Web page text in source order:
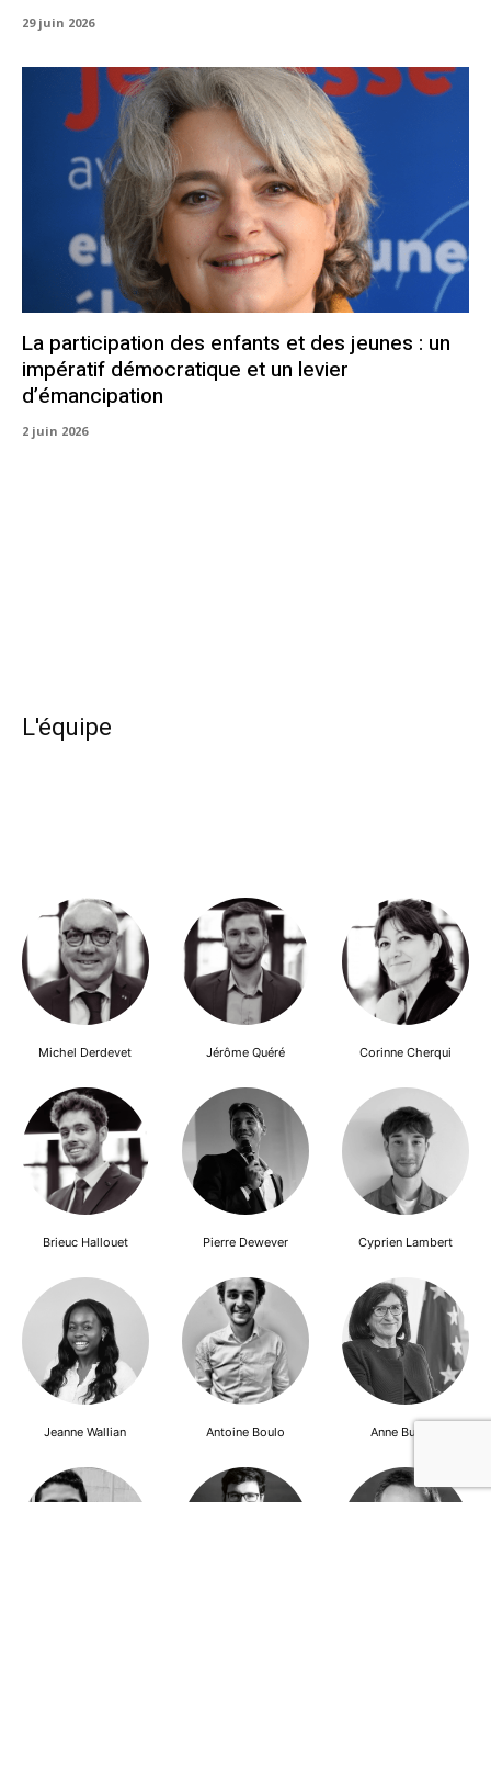
29 juin 2026
La participation des enfants et des jeunes : un
impératif démocratique et un levier
d’émancipation
2 juin 2026
L'équipe
Michel Derdevet Jérôme Quéré Corinne Cherqui
Brieuc Hallouet Pierre Dewever Cyprien Lambert
Jeanne Wallian Antoine Boulo Anne Bucher